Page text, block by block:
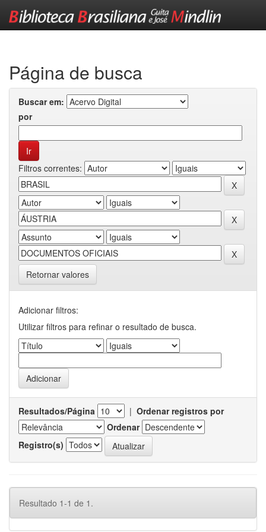
Página de busca
Buscar em:
por
Filtros correntes:
Retornar valores
Adicionar filtros:
Utilizar filtros para refinar o resultado de busca.
Resultados/Página | Ordenar registros por
Ordenar
Registro(s)
Resultado 1-1 de 1.